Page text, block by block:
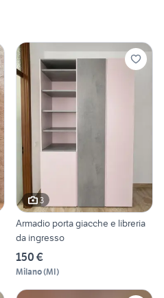
3
Armadio porta giacche e libreria
da ingresso
150 €
Milano(MI)